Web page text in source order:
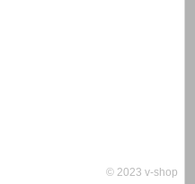
© 2023 v-shop